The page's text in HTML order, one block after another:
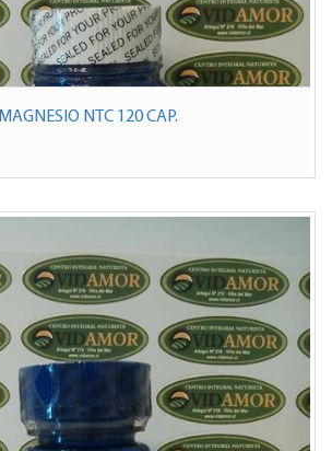
MAGNESIO NTC 120 CAP.